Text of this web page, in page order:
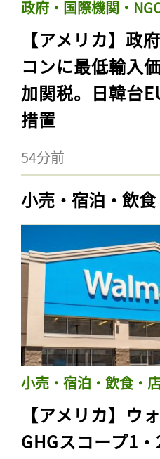
政府・国際機関・
【アメリカ】政
コンに最低輸入
加関税。日韓台
措置
54分前
小売・宿泊・飲
小売・宿泊・飲食・
【アメリカ】ウ
GHGスコープ1